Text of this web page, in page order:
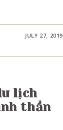
JULY 27, 2019
lịch
thần